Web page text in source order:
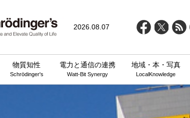
2026.08.07
物質知性
Schrödinger's
電力と通信の連携
Watt-Bit Synergy
地域・本・写真
LocalKnowledge